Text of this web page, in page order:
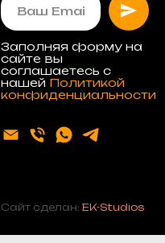
Заполняя форму на
сайте вы
соглашаетесь с
нашей Политикой
конфиденциальности
Сайт сделан: EK-Studios